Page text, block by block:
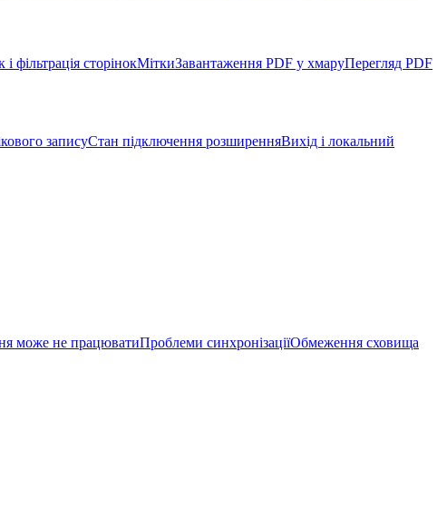
фільтрація сторінокМіткиЗавантаження PDF у хмаруПерегляд PDF
записуСтан підключення розширенняВихід і локальний
може не працюватиПроблеми синхронізаціїОбмеження сховища